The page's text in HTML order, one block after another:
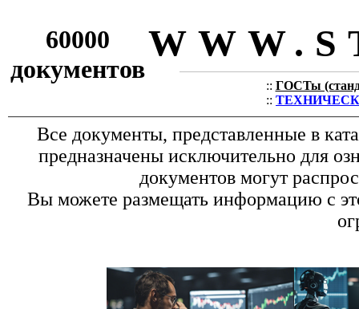
60000
документов
:: ГОСТы
::
Все документы, представленные в
предназначены исключительно для
документов могут
Вы можете размещать информацию с